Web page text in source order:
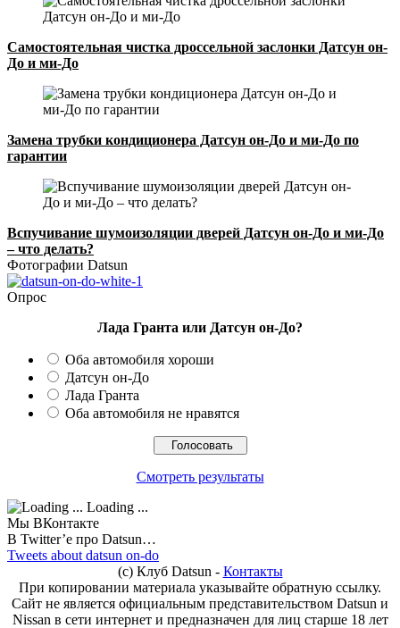
Самостоятельная чистка дроссельной заслонки Датсун он-
До и ми-До
Замена трубки кондиционера Датсун он-До и ми-До по
гарантии
Вспучивание шумоизоляции дверей Датсун он-До и ми-До
– что делать?
Фотографии Datsun
Опрос
Лада Гранта или Датсун он-До?
Оба автомобиля хороши
Датсун он-До
Лада Гранта
Оба автомобиля не нравятся
Смотреть результаты
Loading ...
Мы ВКонтакте
В Twitter’e про Datsun…
Tweets about datsun on-do
(с) Клуб Datsun - Контакты
При копировании материала указывайте обратную ссылку.
Сайт не является официальным представительством Datsun и
Nissan в сети интернет и предназначен для лиц старше 18 лет